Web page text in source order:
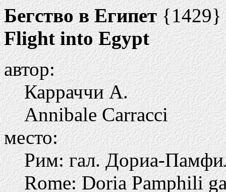
Бегство в Египет{1429}
Flight into Egypt
автор:
Карраччи А.
Annibale Carracci
место:
Рим: гал. Дориа-
Rome: Doria Pamphili